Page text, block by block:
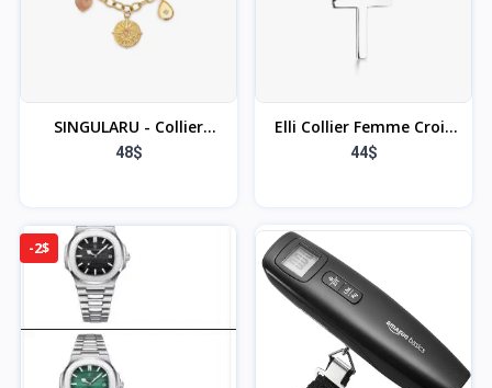
SINGULARU - Collier
Multicharms Soleil. Acier
avec Charms Suspendus.
Détails en Pierres
Naturelles et Zirconiums.
Bijoux pour Femme
48$
Elli Collier Femme Croix
Pendentif Classique en
44$
-2$